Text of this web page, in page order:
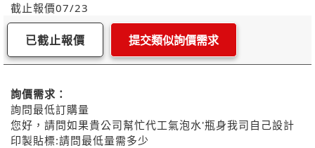
截止報價07/23
已截止報價 提交類似詢價需求
詢價需求：
詢問最低訂購量
您好，請問如果貴公司幫忙代工氣泡水'瓶身我司自己設計
印製貼標:請問最低量需多少